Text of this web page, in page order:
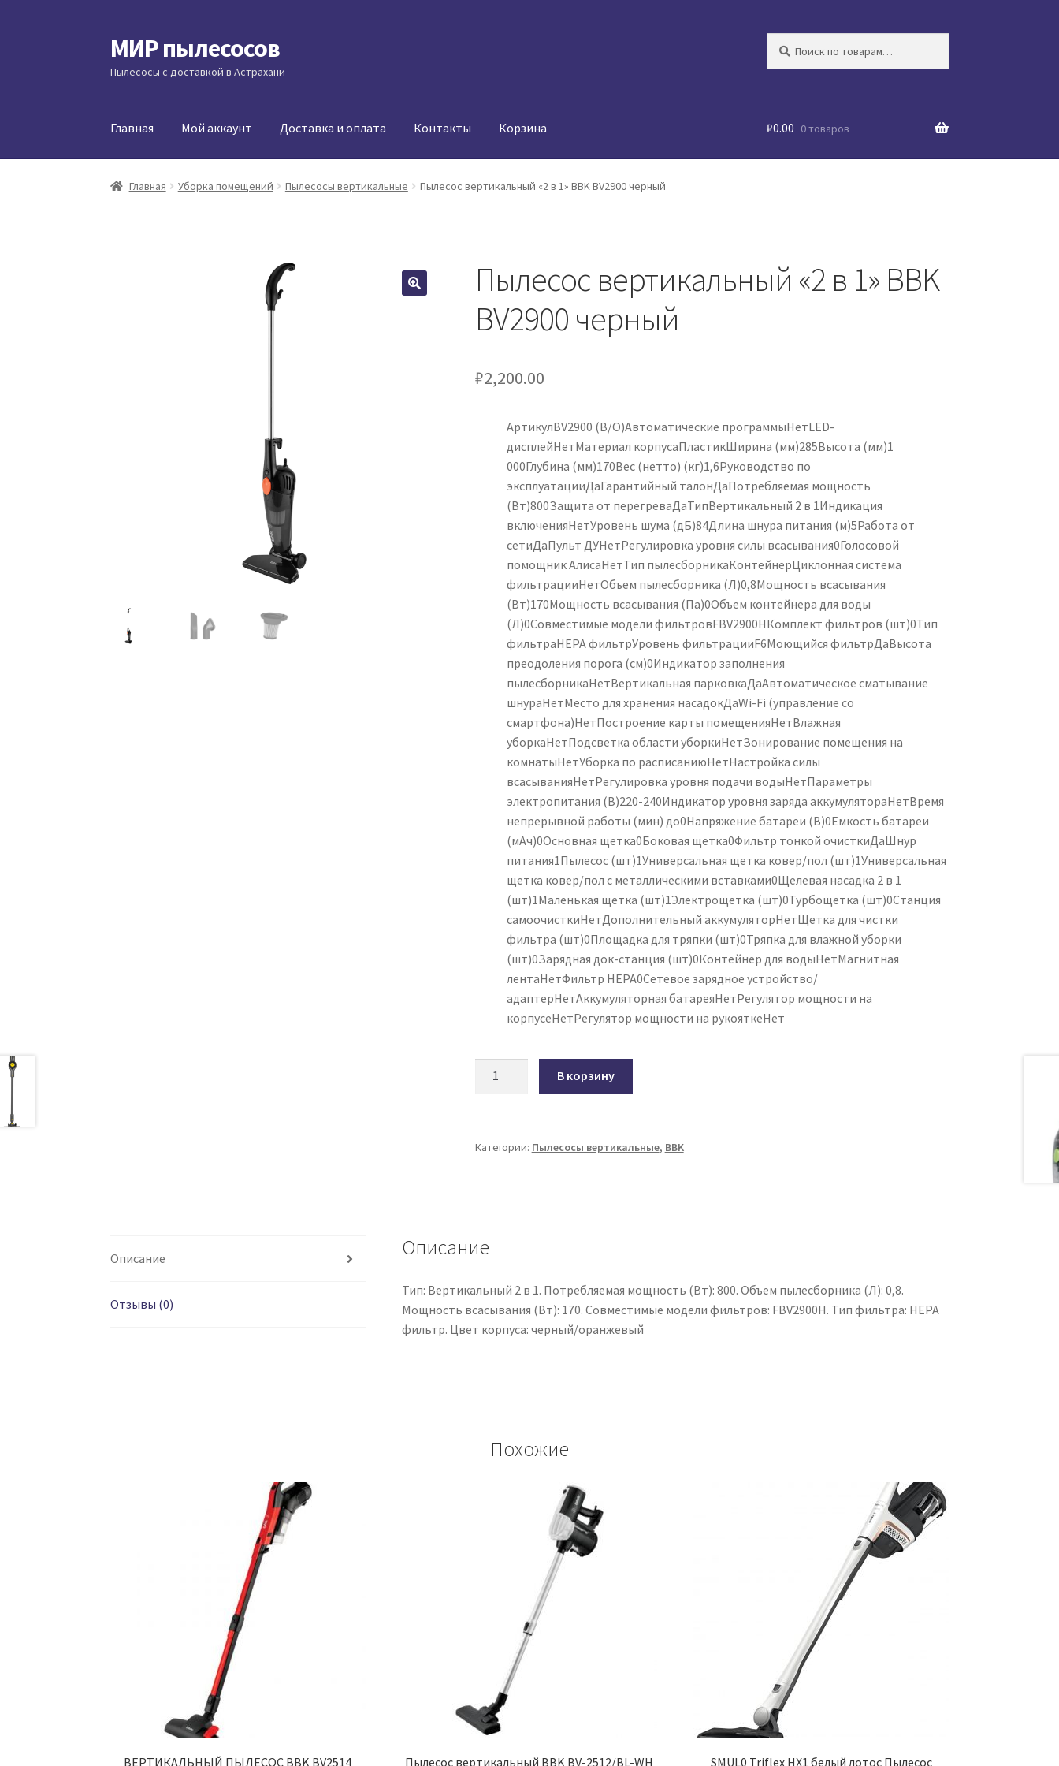
Перейти
к
навигации
Перейти
к
содержимому
МИР пылесосов
Пылесосы с доставкой в Астрахани
Главная Мой аккаунт Доставка и оплата Контакты Корзина ₽0.00 0 товаров
Главная Уборка помещений Пылесосы вертикальные Пылесос вертикальный «2 в 1» BBK BV2900 черный
Пылесос вертикальный «2 в 1» BBK
BV2900 черный
₽2,200.00
АртикулBV2900 (B/O)Автоматические программыНетLED-
дисплейНетМатериал корпусаПластикШирина (мм)285Высота (мм)1
000Глубина (мм)170Вес (нетто) (кг)1,6Руководство по
эксплуатацииДаГарантийный талонДаПотребляемая мощность
(Вт)800Защита от перегреваДаТипВертикальный 2 в 1Индикация
включенияНетУровень шума (дБ)84Длина шнура питания (м)5Работа от
сетиДаПульт ДУНетРегулировка уровня силы всасывания0Голосовой
помощник АлисаНетТип пылесборникаКонтейнерЦиклонная система
фильтрацииНетОбъем пылесборника (Л)0,8Мощность всасывания
(Вт)170Мощность всасывания (Па)0Объем контейнера для воды
(Л)0Совместимые модели фильтровFBV2900HКомплект фильтров (шт)0Тип
фильтраHEPA фильтрУровень фильтрацииF6Моющийся фильтрДаВысота
преодоления порога (см)0Индикатор заполнения
пылесборникаНетВертикальная парковкаДаАвтоматическое сматывание
шнураНетМесто для хранения насадокДаWi-Fi (управление со
смартфона)НетПостроение карты помещенияНетВлажная
уборкаНетПодсветка области уборкиНетЗонирование помещения на
комнатыНетУборка по расписаниюНетНастройка силы
всасыванияНетРегулировка уровня подачи водыНетПараметры
электропитания (В)220-240Индикатор уровня заряда аккумулятораНетВремя
непрерывной работы (мин) до0Напряжение батареи (В)0Емкость батареи
(мАч)0Основная щетка0Боковая щетка0Фильтр тонкой очисткиДаШнур
питания1Пылесос (шт)1Универсальная щетка ковер/пол (шт)1Универсальная
щетка ковер/пол с металлическими вставками0Щелевая насадка 2 в 1
(шт)1Маленькая щетка (шт)1Электрощетка (шт)0Турбощетка (шт)0Станция
самоочисткиНетДополнительный аккумуляторНетЩетка для чистки
фильтра (шт)0Площадка для тряпки (шт)0Тряпка для влажной уборки
(шт)0Зарядная док-станция (шт)0Контейнер для водыНетМагнитная
лентаНетФильтр HEPA0Сетевое зарядное устройство/
адаптерНетАккумуляторная батареяНетРегулятор мощности на
корпусеНетРегулятор мощности на рукояткеНет
"2
черный
В корзину
Категории: Пылесосы вертикальные, BBK
Описание
Отзывы (0)
Описание
Тип: Вертикальный 2 в 1. Потребляемая мощность (Вт): 800. Объем пылесборника (Л): 0,8.
Мощность всасывания (Вт): 170. Совместимые модели фильтров: FBV2900H. Тип фильтра: HEPA
фильтр. Цвет корпуса: черный/оранжевый
Похожие
ВЕРТИКАЛЬНЫЙ ПЫЛЕСОС BBK BV2514 Пылесос вертикальный BBK BV-2512/BL-WH SMUL0 Triflex HX1 белый лотос Пылесос